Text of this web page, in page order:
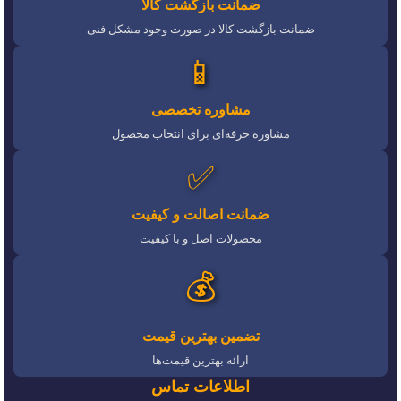
ضمانت بازگشت کالا
ضمانت بازگشت کالا در صورت وجود مشکل فنی
📱
مشاوره تخصصی
مشاوره حرفه‌ای برای انتخاب محصول
✅
ضمانت اصالت و کیفیت
محصولات اصل و با کیفیت
💰
تضمین بهترین قیمت
ارائه بهترین قیمت‌ها
اطلاعات تماس